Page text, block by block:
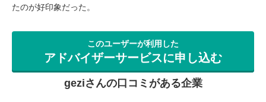
たのが好印象だった。
このユーザーが利用した
アドバイザーサービスに申し込む
geziさんの口コミがある企業